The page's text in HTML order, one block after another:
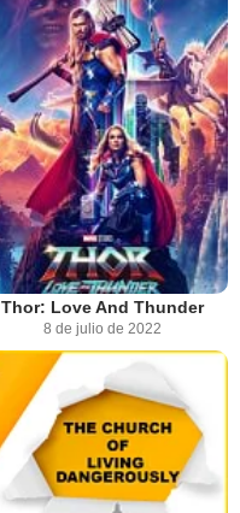
Thor: Love And Thunder
8 de julio de 2022